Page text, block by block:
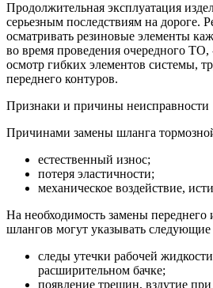
Продолжительная эксплуатация
серьезным последствиям на дороге.
осматривать резиновые элементы
во время проведения очередного
осмотр гибких элементов системы,
переднего контуров.
Признаки и причины неисправности
Причинами замены шланга
естественный износ;
потеря эластичности;
механическое воздействие,
На необходимость замены переднего
шлангов могут указывать следующие
следы утечки рабочей
расширительном бачке;
появление трещин, вздутие